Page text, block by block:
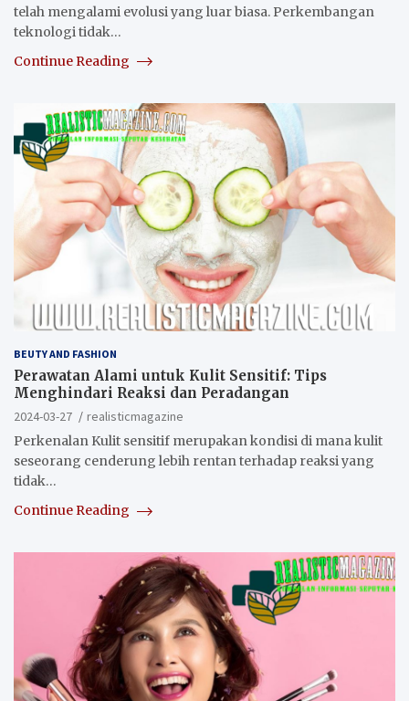
telah mengalami evolusi yang luar biasa. Perkembangan
teknologi tidak…
Continue Reading
BEUTY AND FASHION
Perawatan Alami untuk Kulit Sensitif: Tips
Menghindari Reaksi dan Peradangan
2024-03-27
realisticmagazine
Perkenalan Kulit sensitif merupakan kondisi di mana kulit
seseorang cenderung lebih rentan terhadap reaksi yang
tidak…
Continue Reading